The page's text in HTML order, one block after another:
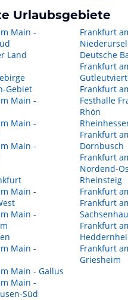
Urlaubsgebiete
Main -
Land
Gebiet
Main -
Main -
Main -
Main -
Main -
Main -
Main - Gallus
Main -
Süd
Frankfurt
Niederursel
Deutsche
Frankfurt
Frankfurt
Festhalle
Rhön
Frankfurt
Dornbusch
Frankfurt
Nordend-
Rheinsteig
Frankfurt
Frankfurt
Frankfurt
Frankfurt
Griesheim